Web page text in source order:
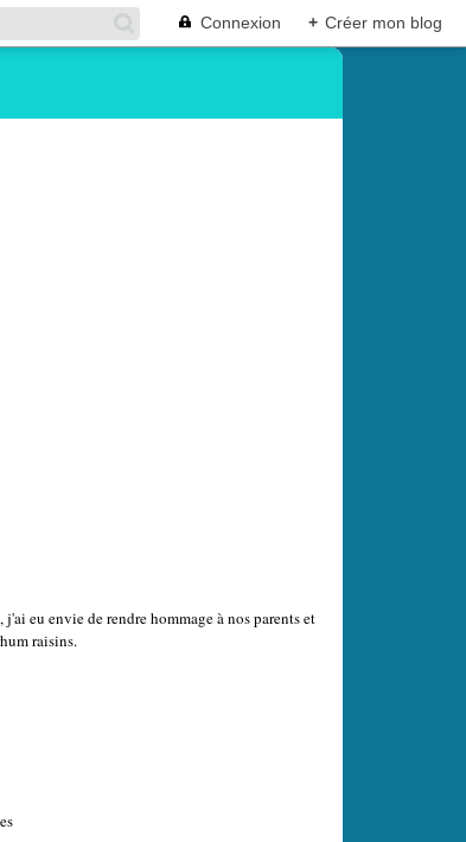
Connexion + Créer mon blog
eu envie de rendre hommage à nos parents et
raisins.